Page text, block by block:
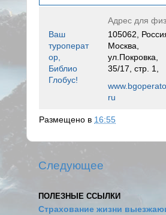
Адрес для
Ваш
туроперат
ор,
Библио
Глобус!
105062,
Москва,
ул.Покровка,
35/17, стр. 1,
ru
Размещено в 16:55
Следующее
ПОЛЕЗНЫЕ ССЫЛКИ
Страхование жизни